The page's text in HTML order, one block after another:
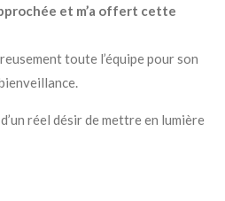
et m’a offert cette
toute l’équipe pour son
réel désir de mettre en lumière